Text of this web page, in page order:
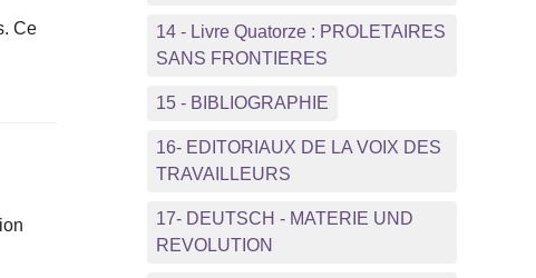
Ce
14 - Livre Quatorze : PROLETAIRES
SANS FRONTIERES
15 - BIBLIOGRAPHIE
16- EDITORIAUX DE LA VOIX DES
TRAVAILLEURS
17- DEUTSCH - MATERIE UND
REVOLUTION